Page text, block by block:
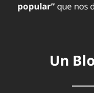
popular” que nos
Un